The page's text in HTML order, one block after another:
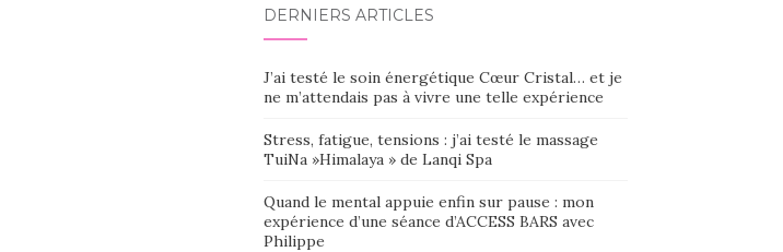
DERNIERS ARTICLES
J’ai testé le soin énergétique Cœur Cristal… et je
ne m’attendais pas à vivre une telle expérience
Stress, fatigue, tensions : j’ai testé le massage
TuiNa »Himalaya » de Lanqi Spa
Quand le mental appuie enfin sur pause : mon
expérience d’une séance d’ACCESS BARS avec
Philippe